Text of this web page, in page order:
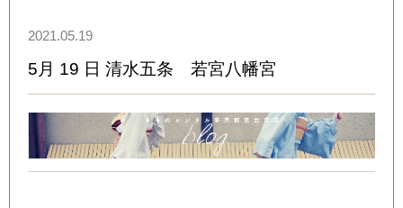
2021.05.19
5月 19 日 清水五条 若宮八幡宮